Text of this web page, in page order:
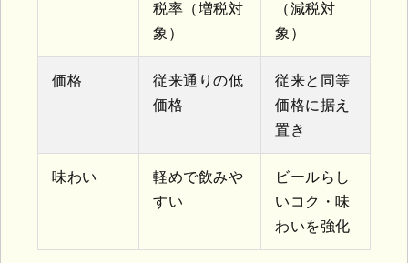
税率（増税対
象）
（減税対
象）
価格
従来通りの低
価格
従来と同等
価格に据え
置き
味わい
軽めで飲みや
すい
ビールらし
いコク・味
わいを強化